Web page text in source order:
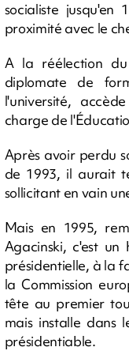
socialiste
proximité avec le
A la réélection
diplomate de
l'université,
charge de
Après avoir perdu
de 1993, il aurait
sollicitant en vain
Mais en 1995,
Agacinski, c'est
présidentielle, à la
la Commission
tête au premier
mais installe dans
présidentiable.